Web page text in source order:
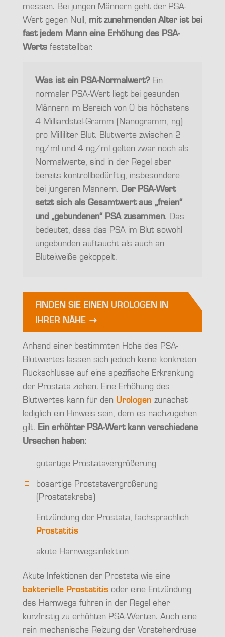
messen. Bei jungen Männern geht der PSA-
Wert gegen Null, mit zunehmenden Alter ist bei
fast jedem Mann eine Erhöhung des PSA-
Wertsfeststellbar.
Was ist ein PSA-Normalwert?Ein
normaler PSA-Wert liegt bei gesunden
Männern im Bereich von 0 bis höchstens
4 Milliardstel-Gramm (Nanogramm, ng)
pro Milliliter Blut. Blutwerte zwischen 2
ng/ml und 4 ng/ml gelten zwar noch als
Normalwerte, sind in der Regel aber
bereits kontrollbedürftig, insbesondere
bei jüngeren Männern. Der PSA-Wert
setzt sich als Gesamtwert aus „freien“
und „gebundenen“ PSA zusammen. Das
bedeutet, dass das PSA im Blut sowohl
ungebunden auftaucht als auch an
Bluteiweiße gekoppelt.
FINDEN SIE EINEN UROLOGEN IN
IHRER NÄHE
Anhand einer bestimmten Höhe des PSA-
Blutwertes lassen sich jedoch keine konkreten
Rückschlüsse auf eine spezifische Erkrankung
der Prostata ziehen. Eine Erhöhung des
Blutwertes kann für den Urologen zunächst
lediglich ein Hinweis sein, dem es nachzugehen
gilt. Ein erhöhter PSA-Wert kann verschiedene
Ursachen haben:
gutartige Prostatavergrößerung
bösartige Prostatavergrößerung
(Prostatakrebs)
Entzündung der Prostata, fachsprachlich
Prostatitis
akute Harnwegsinfektion
Akute Infektionen der Prostata wie eine
bakterielle Prostatitisoder eine Entzündung
des Harnwegs führen in der Regel eher
kurzfristig zu erhöhten PSA-Werten. Auch eine
rein mechanische Reizung der Vorsteherdrüse